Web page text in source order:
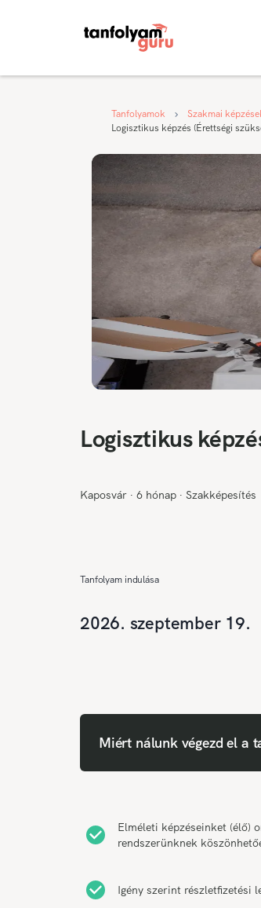
Tanfolyamok Szakmai
Logisztikus képzés (Érettségi
Logisztikus
Kaposvár ∙ 6 hónap ∙ Szakképesítés
Tanfolyam indulása
2026. szeptember 19.
Miért nálunk végezd el a
Elméleti képzéseinket (élő)
rendszerünknek
Igény szerint részletfizetési